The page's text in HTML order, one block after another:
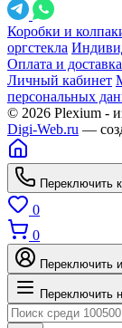
Коробки и
оргстекла
Оплата и доставка
Личный кабинет
персональных
© 2026 Plexium -
Digi-Web.ru —
Переключить
0
0
Переключить
Переключить